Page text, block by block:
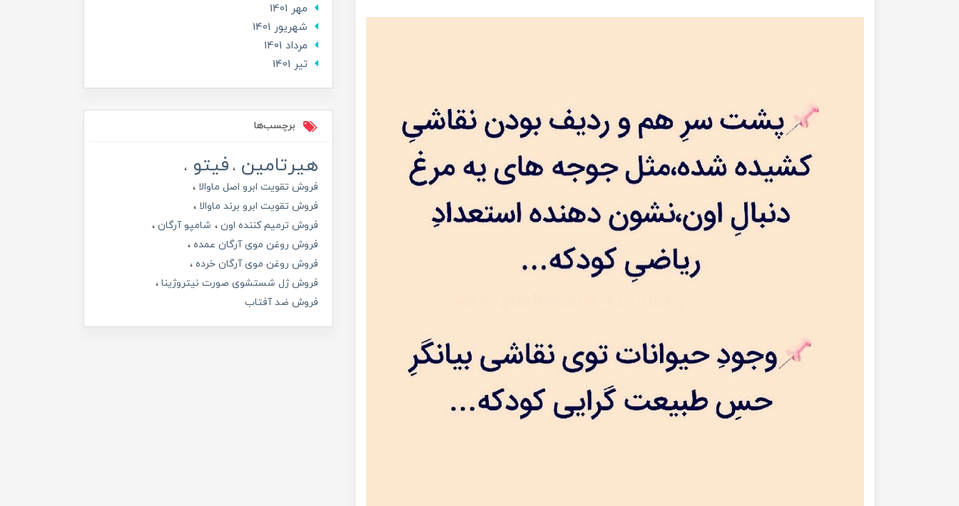
مهر 1401
شهریور 1401
مرداد 1401
تير 1401
برچسب‌ها
هیرتامین فیتو
فروش تقویت ابرو اصل ماوالا
فروش تقویت ابرو برند ماوالا
فروش ترمیم کننده اون
شامپو آرگان
فروش روغن موی آرگان عمده
فروش روغن موی آرگان خرده
فروش ژل شستشوی صورت نیتروژینا
فروش ضد آفتاب